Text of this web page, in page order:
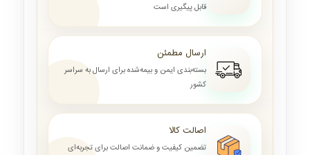
قابل پیگیری است
ارسال مطمئن
بسته‌بندی ایمن و بیمه‌شده برای ارسال به سراسر
کشور
اصالت کالا
تضمین کیفیت و ضمانت اصالت برای تجربه‌ای